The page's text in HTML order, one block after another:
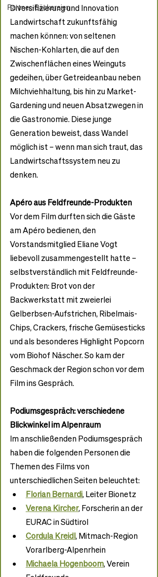
Partner-Bäckereien
Diversifizierung und Innovation
Landwirtschaft zukunftsfähig
machen können: von seltenen
Nischen-Kohlarten, die auf den
Zwischenflächen eines Weinguts
gedeihen, über Getreideanbau neben
Milchviehhaltung, bis hin zu Market-
Gardening und neuen Absatzwegen in
die Gastronomie. Diese junge
Generation beweist, dass Wandel
möglich ist – wenn man sich traut, das
Landwirtschaftssystem neu zu
denken.
Apéro aus Feldfreunde-Produkten
Vor dem Film durften sich die Gäste
am Apéro bedienen, den
Vorstandsmitglied Eliane Vogt
liebevoll zusammengestellt hatte –
selbstverständlich mit Feldfreunde-
Produkten: Brot von der
Backwerkstatt mit zweierlei
Gelberbsen-Aufstrichen, Ribelmais-
Chips, Crackers, frische Gemüsesticks
und als besonderes Highlight Popcorn
vom Biohof Näscher. So kam der
Geschmack der Region schon vor dem
Film ins Gespräch.
Podiumsgespräch: verschiedene
Blickwinkel im Alpenraum
Im anschließenden Podiumsgespräch
haben die folgenden Personen die
Themen des Films von
unterschiedlichen Seiten beleuchtet:
Florian Bernardi, Leiter Bionetz
Verena Kircher, Forscherin an der
EURAC in Südtirol
Cordula Kreidl, Mitmach-Region
Vorarlberg-Alpenrhein
Michaela Hogenboom, Verein